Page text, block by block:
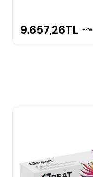
9.657,26TL KDV